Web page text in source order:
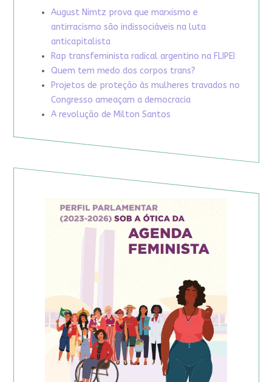
August Nimtz prova que marxismo e
antirracismo são indissociáveis na luta
anticapitalista
Rap transfeminista radical argentino na FLIPEI
Quem tem medo dos corpos trans?
Projetos de proteção às mulheres travados no
Congresso ameaçam a democracia
A revolução de Milton Santos